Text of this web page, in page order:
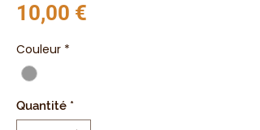
10,00 €
Couleur *
Quantité *